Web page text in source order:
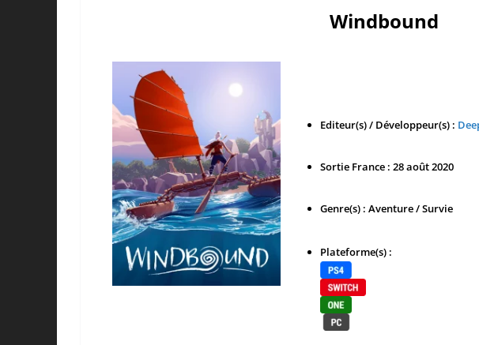
Windbound
Editeur(s) / Développeur(s) :
Sortie France : 28 août 2020
Genre(s) : Aventure / Survie
Plateforme(s) :